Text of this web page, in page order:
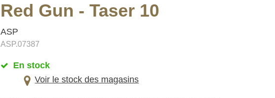
Red Gun - Taser 10
ASP
ASP.07387
En stock
Voir le stock des magasins